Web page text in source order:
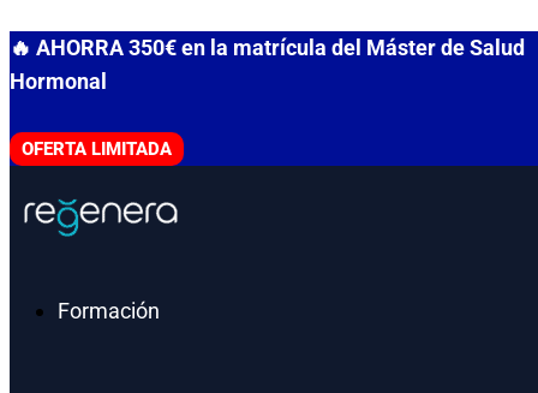
al
contenido
🔥 AHORRA 350€ en la matrícula del Máster de Salud
Hormonal
OFERTA LIMITADA
Formación